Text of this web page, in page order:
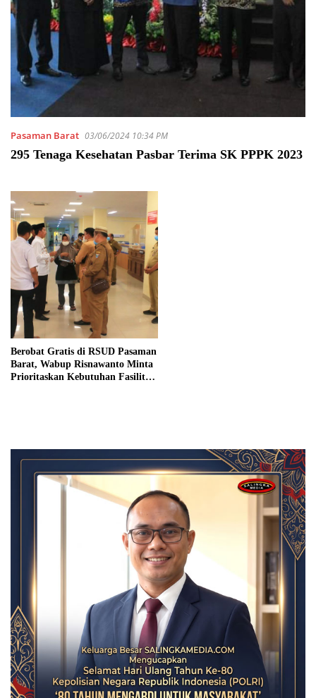
Pasaman Barat 03/06/2024 10:34 PM
295 Tenaga Kesehatan Pasbar Terima SK PPPK 2023
Berobat Gratis di RSUD Pasaman
Barat, Wabup Risnawanto Minta
Prioritaskan Kebutuhan Fasilitas